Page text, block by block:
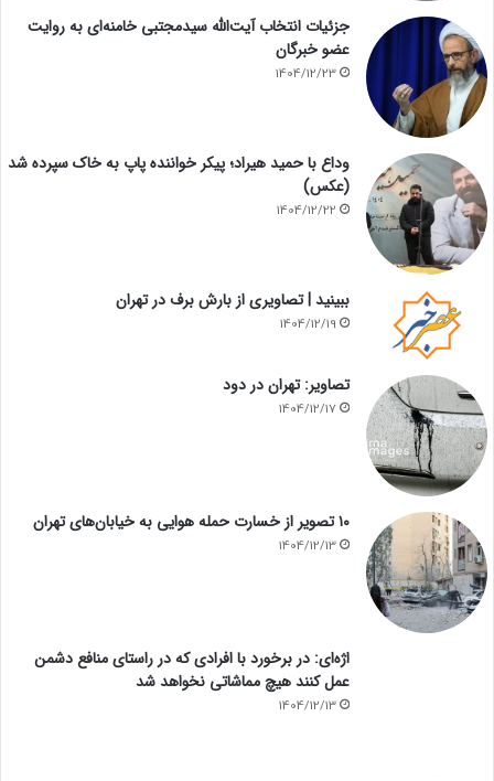
جزئیات انتخاب آیت‌الله سیدمجتبی خامنه‌ای به روایت
عضو خبرگان
1404/12/23
وداع با حمید هیراد؛ پیکر خواننده پاپ به خاک سپرده شد
(عکس)
1404/12/22
ببینید | تصاویری از بارش برف در تهران
1404/12/19
تصاویر: تهران در دود
1404/12/17
۱۰ تصویر از خسارت حمله هوایی به خیابان‌های تهران
1404/12/13
اژه‌ای: در برخورد با افرادی که در راستای منافع دشمن
عمل کنند هیچ مماشاتی نخواهد شد
1404/12/13